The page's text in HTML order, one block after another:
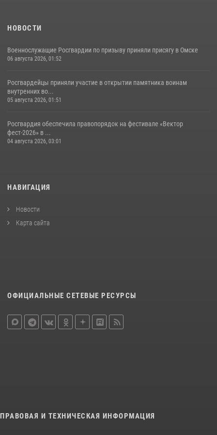
НОВОСТИ
Военнослужащие Росгвардии по призыву приняли присягу в Омске
06 августа 2026, 01:52
Росгвардейцы приняли участие в открытии памятника воинам
внутренних во...
05 августа 2026, 01:51
Росгвардия обеспечила правопорядок на фестивале «Вектор
фест-2026» в ...
04 августа 2026, 03:01
НАВИГАЦИЯ
Новости
Карта сайта
ОФИЦИАЛЬНЫЕ СЕТЕВЫЕ РЕСУРСЫ
ПРАВОВАЯ И ТЕХНИЧЕСКАЯ ИНФОРМАЦИЯ